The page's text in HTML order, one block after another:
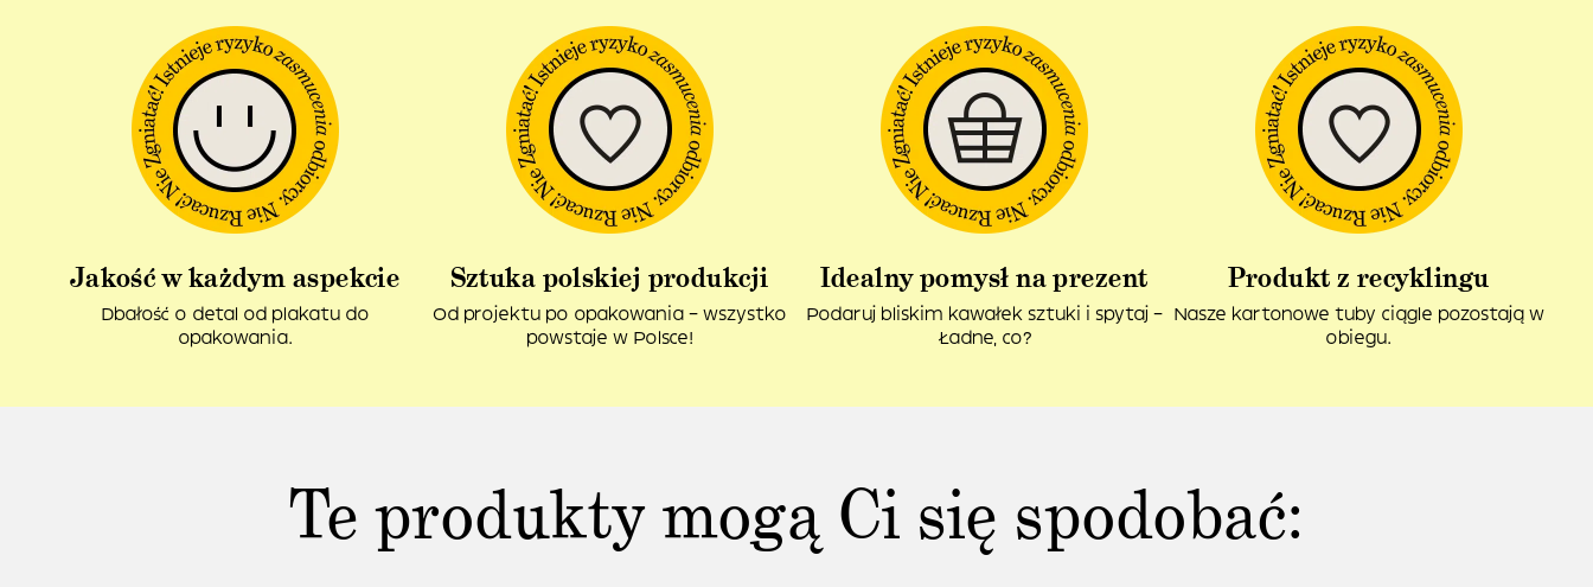
Jakość w każdym aspekcie
Dbałość o detal od plakatu do
opakowania.
Sztuka polskiej produkcji
Od projektu po opakowania – wszystko
powstaje w Polsce!
Idealny pomysł na prezent
Podaruj bliskim kawałek sztuki i spytaj –
Ładne, co?
Produkt z recyklingu
Nasze kartonowe tuby ciągle pozostają w
obiegu.
Te produkty mogą Ci się spodobać: